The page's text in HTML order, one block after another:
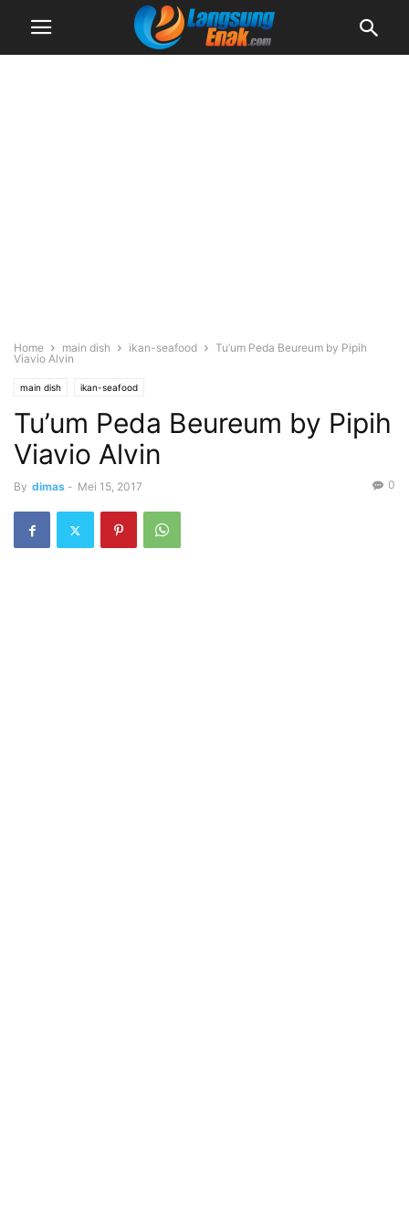
Home main dish ikan-seafood
Tu’um Peda Beureum by Pipih
Viavio Alvin
main dish ikan-seafood
Tu’um Peda Beureum by Pipih
Viavio Alvin
By dimas - Mei 15, 2017 0